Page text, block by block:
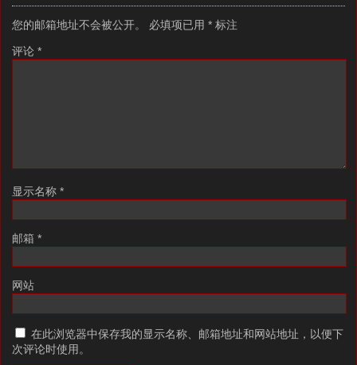
您的邮箱地址不会被公开。 必填项已用 * 标注
评论 *
显示名称 *
邮箱 *
网站
在此浏览器中保存我的显示名称、邮箱地址和网站地址，以便下
次评论时使用。